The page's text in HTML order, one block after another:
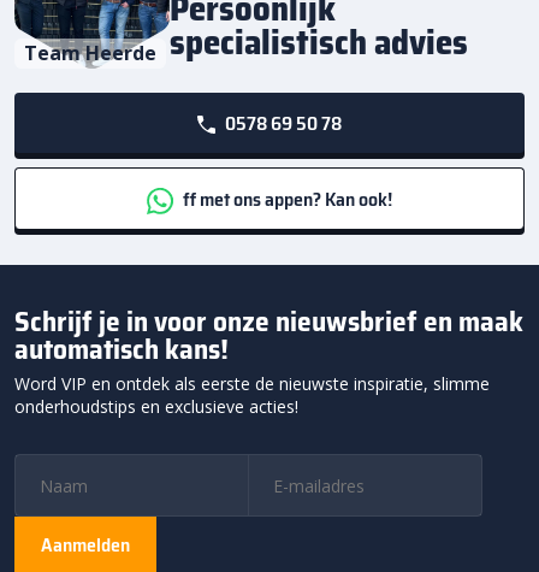
Team Heerde specialistisch advies
0578 69 50 78
ff met ons appen? Kan ook!
Schrijf je in voor onze nieuwsbrief en maak
automatisch kans!
Word VIP en ontdek als eerste de nieuwste inspiratie, slimme
onderhoudstips en exclusieve acties!